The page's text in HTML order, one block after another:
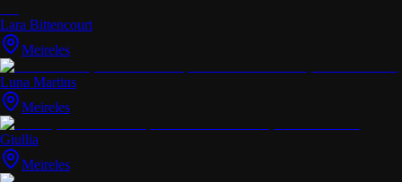
Lara Bittencourt
Meireles
Luna Martins
Meireles
Giullia
Meireles